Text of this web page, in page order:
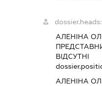
dossier.heads:
АЛЕНІНА
ВІДСУТНІ
АЛЕНІНА